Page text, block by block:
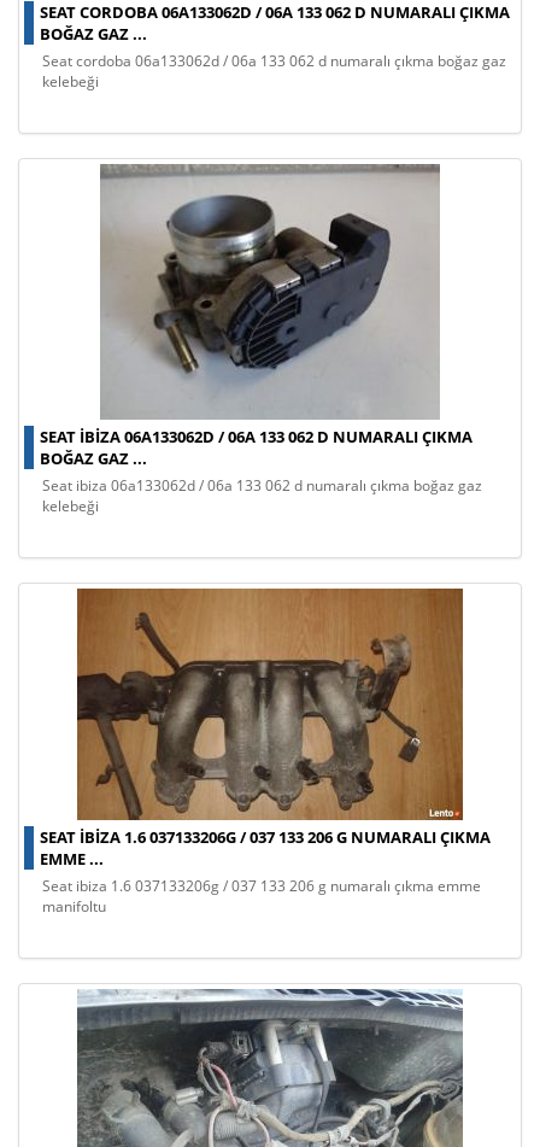
SEAT CORDOBA 06A133062D / 06A 133 062 D NUMARALI ÇIKMA
BOĞAZ GAZ ...
seat cordoba 06a133062d / 06a 133 062 d numaralı çıkma boğaz gaz
kelebeği
SEAT IBIZA 06A133062D / 06A 133 062 D NUMARALI ÇIKMA
BOĞAZ GAZ ...
seat ibiza 06a133062d / 06a 133 062 d numaralı çıkma boğaz gaz
kelebeği
SEAT IBIZA 1.6 037133206G / 037 133 206 G NUMARALI ÇIKMA
EMME ...
seat ibiza 1.6 037133206g / 037 133 206 g numaralı çıkma emme
manifoltu